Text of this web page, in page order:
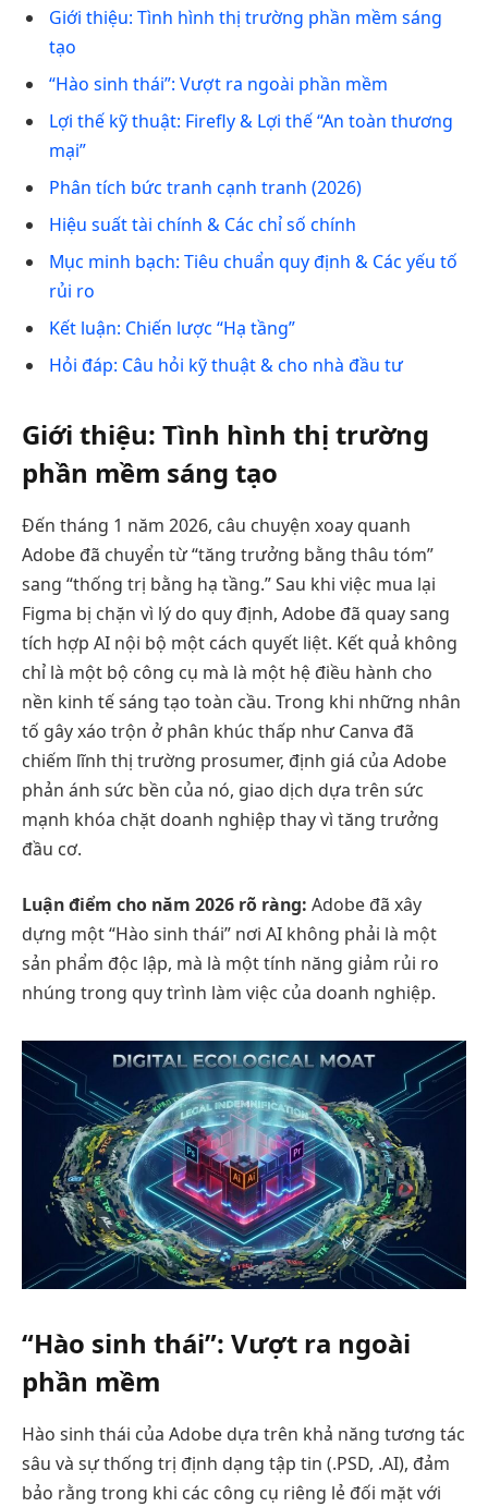
Giới thiệu: Tình hình thị trường phần mềm sáng
tạo
“Hào sinh thái”: Vượt ra ngoài phần mềm
Lợi thế kỹ thuật: Firefly & Lợi thế “An toàn thương
mại”
Phân tích bức tranh cạnh tranh (2026)
Hiệu suất tài chính & Các chỉ số chính
Mục minh bạch: Tiêu chuẩn quy định & Các yếu tố
rủi ro
Kết luận: Chiến lược “Hạ tầng”
Hỏi đáp: Câu hỏi kỹ thuật & cho nhà đầu tư
Giới thiệu: Tình hình thị trường
phần mềm sáng tạo
Đến tháng 1 năm 2026, câu chuyện xoay quanh
Adobe đã chuyển từ “tăng trưởng bằng thâu tóm”
sang “thống trị bằng hạ tầng.” Sau khi việc mua lại
Figma bị chặn vì lý do quy định, Adobe đã quay sang
tích hợp AI nội bộ một cách quyết liệt. Kết quả không
chỉ là một bộ công cụ mà là một hệ điều hành cho
nền kinh tế sáng tạo toàn cầu. Trong khi những nhân
tố gây xáo trộn ở phân khúc thấp như Canva đã
chiếm lĩnh thị trường prosumer, định giá của Adobe
phản ánh sức bền của nó, giao dịch dựa trên sức
mạnh khóa chặt doanh nghiệp thay vì tăng trưởng
đầu cơ.
Luận điểm cho năm 2026 rõ ràng: Adobe đã xây
dựng một “Hào sinh thái” nơi AI không phải là một
sản phẩm độc lập, mà là một tính năng giảm rủi ro
nhúng trong quy trình làm việc của doanh nghiệp.
“Hào sinh thái”: Vượt ra ngoài
phần mềm
Hào sinh thái của Adobe dựa trên khả năng tương tác
sâu và sự thống trị định dạng tập tin (.PSD, .AI), đảm
bảo rằng trong khi các công cụ riêng lẻ đối mặt với